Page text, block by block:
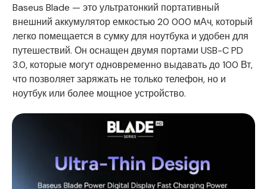
Baseus Blade — это ультратонкий портативный
внешний аккумулятор емкостью 20 000 мАч, который
легко помещается в сумку для ноутбука и удобен для
путешествий. Он оснащен двумя портами USB-C PD
3.0, которые могут одновременно выдавать до 100 Вт,
что позволяет заряжать не только телефон, но и
ноутбук или более мощное устройство.